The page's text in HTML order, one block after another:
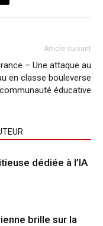
Article suivant
– Une attaque au
en classe bouleverse
éducative
dédiée à l’IA
brille sur la